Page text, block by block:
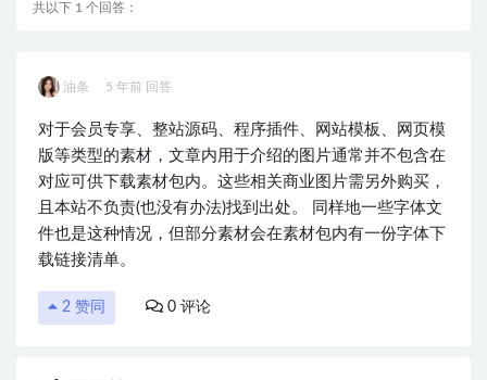
共以下 1 个回答：
油条 5 年前 回答
对于会员专享、整站源码、程序插件、网站模板、网页模
版等类型的素材，文章内用于介绍的图片通常并不包含在
对应可供下载素材包内。这些相关商业图片需另外购买，
且本站不负责(也没有办法)找到出处。 同样地一些字体文
件也是这种情况，但部分素材会在素材包内有一份字体下
载链接清单。
2 赞同 0 评论